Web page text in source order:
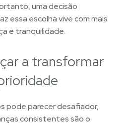
uma decisão
essa escolha vive com mais
e tranquilidade.
a transformar
pode parecer desafiador,
consistentes são o